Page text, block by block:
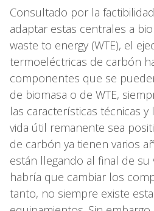
Consultado por la
adaptar estas centrales a
waste to energy (WTE), el
termoeléctricas de carbón
componentes que se
de biomasa o de WTE,
las características técnicas y
vida útil remanente sea
de carbón ya tienen varios
están llegando al final de
habría que cambiar los
tanto, no siempre existe